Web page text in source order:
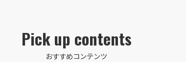
Pick up contents
おすすめコンテンツ